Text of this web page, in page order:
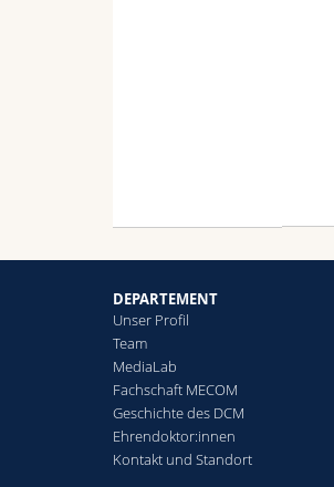
DEPARTEMENT
Unser Profil
Team
MediaLab
Fachschaft MECOM
Geschichte des DCM
Ehrendoktor:innen
Kontakt und Standort